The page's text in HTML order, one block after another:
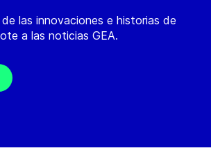
las innovaciones e historias de
a las noticias GEA.